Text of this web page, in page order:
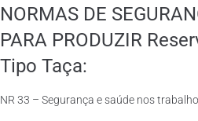
NORMAS DE
PARA PRODUZIR
Tipo Taça:
NR 33 – Segurança e saúde nos